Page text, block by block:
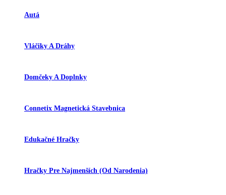
Autá
Vláčiky A Dráhy
Domčeky A Doplnky
Connetix Magnetická Stavebnica
Edukačné Hračky
Hračky Pre Najmenších (od Narodenia)